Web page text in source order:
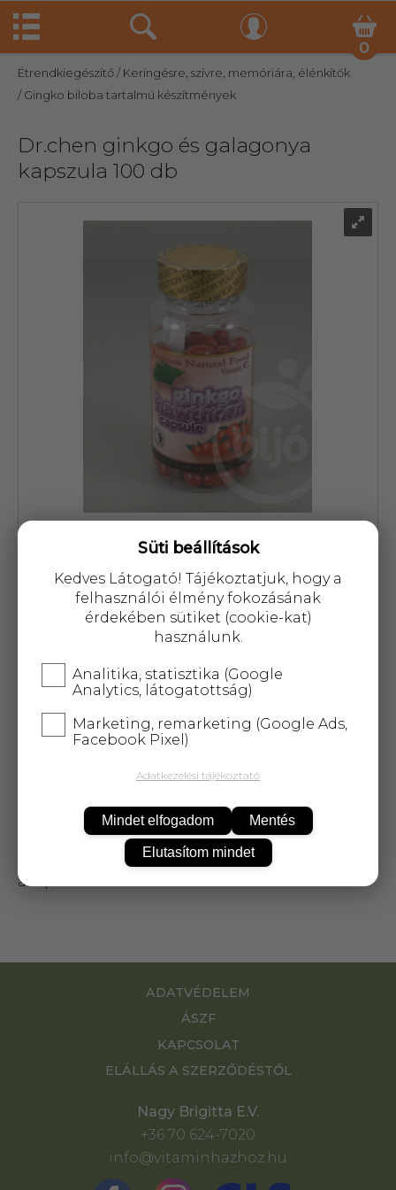
0
Étrendkiegészítő/ Keringésre, szívre, memóriára, élénkítők
/ Gingko biloba tartalmú készítmények
Dr.chen ginkgo és galagonya
kapszula 100 db
Cikkszám: 20720
3 800 Ft
A termék átmenetileg nem
rendelhető!
felett5 kg-igingyenes kiszállítás!
A megfelelő agyi tevékenység, a memória,
végtagjaink hőmérséklete, vagy a tápanyagok
felszívódása is összefügg keringési rendszerünk
állapotával.
ADATVÉDELEM
ÁSZF
KAPCSOLAT
ELÁLLÁS A SZERZŐDÉSTŐL
Nagy Brigitta E.V.
+36 70 624-7020
info@vitaminhazhoz.hu
Süti beállítások
Kedves Látogató! Tájékoztatjuk, hogy a
felhasználói élmény fokozásának
érdekében sütiket (cookie-kat)
használunk.
Analitika, statisztika (Google
Analytics, látogatottság)
Marketing, remarketing (Google Ads,
Facebook Pixel)
Adatkezelési tájékoztató
Mindet elfogadom Mentés
Elutasítom mindet